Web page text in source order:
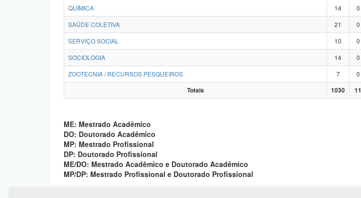
QUÍMICA
14 0
SAÚDE COLETIVA
21 0
SERVIÇO SOCIAL
10 0
SOCIOLOGIA
14 0
ZOOTECNIA / RECURSOS PESQUEIROS
7 0
Totais
1030 11
ME: Mestrado Acadêmico
DO: Doutorado Acadêmico
MP: Mestrado Profissional
DP: Doutorado Profissional
ME/DO: Mestrado Acadêmico e Doutorado Acadêmico
MP/DP: Mestrado Profissional e Doutorado Profissional